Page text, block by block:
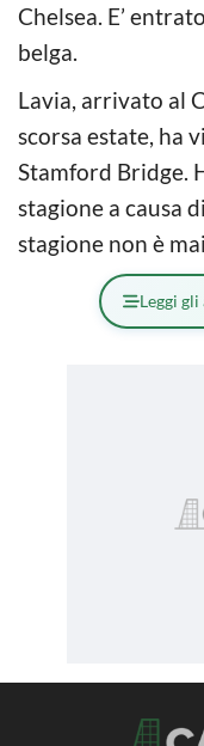
Chelsea. E’
belga.
Lavia, arrivato al
scorsa estate, ha
Stamford Bridge.
stagione a causa
stagione non è
Leggi